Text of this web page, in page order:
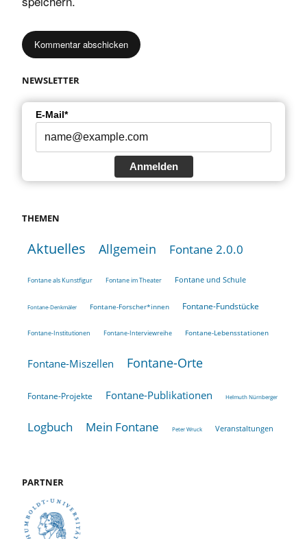
NEWSLETTER
E-Mail*
Anmelden
THEMEN
Aktuelles Allgemein Fontane 2.0.0
Fontane als Kunstfigur Fontane im Theater Fontane und Schule
Fontane-Denkmäler Fontane-Forscher*innen Fontane-Fundstücke
Fontane-Institutionen Fontane-Interviewreihe Fontane-Lebensstationen
Fontane-Miszellen Fontane-Orte
Fontane-Projekte Fontane-Publikationen Helmuth Nürnberger
Logbuch Mein Fontane Peter Wruck Veranstaltungen
PARTNER